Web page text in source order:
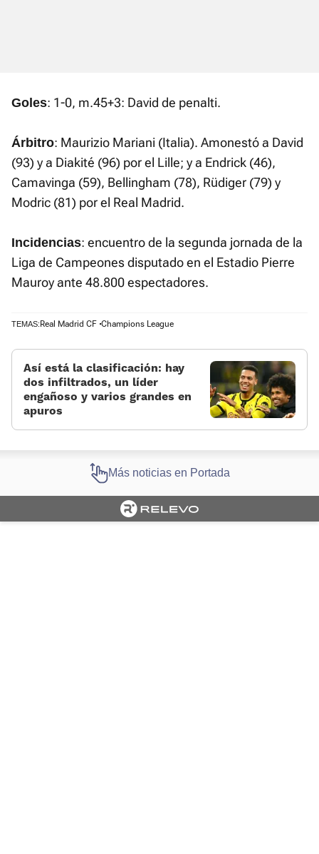
Goles: 1-0, m.45+3: David de penalti.
Árbitro: Maurizio Mariani (Italia). Amonestó a David
(93) y a Diakité (96) por el Lille; y a Endrick (46),
Camavinga (59), Bellingham (78), Rüdiger (79) y
Modric (81) por el Real Madrid.
Incidencias: encuentro de la segunda jornada de la
Liga de Campeones disputado en el Estadio Pierre
Mauroy ante 48.800 espectadores.
TEMAS: Real Madrid CF Champions League
Así está la clasificación: hay
dos infiltrados, un líder
engañoso y varios grandes en
apuros
Más noticias en Portada